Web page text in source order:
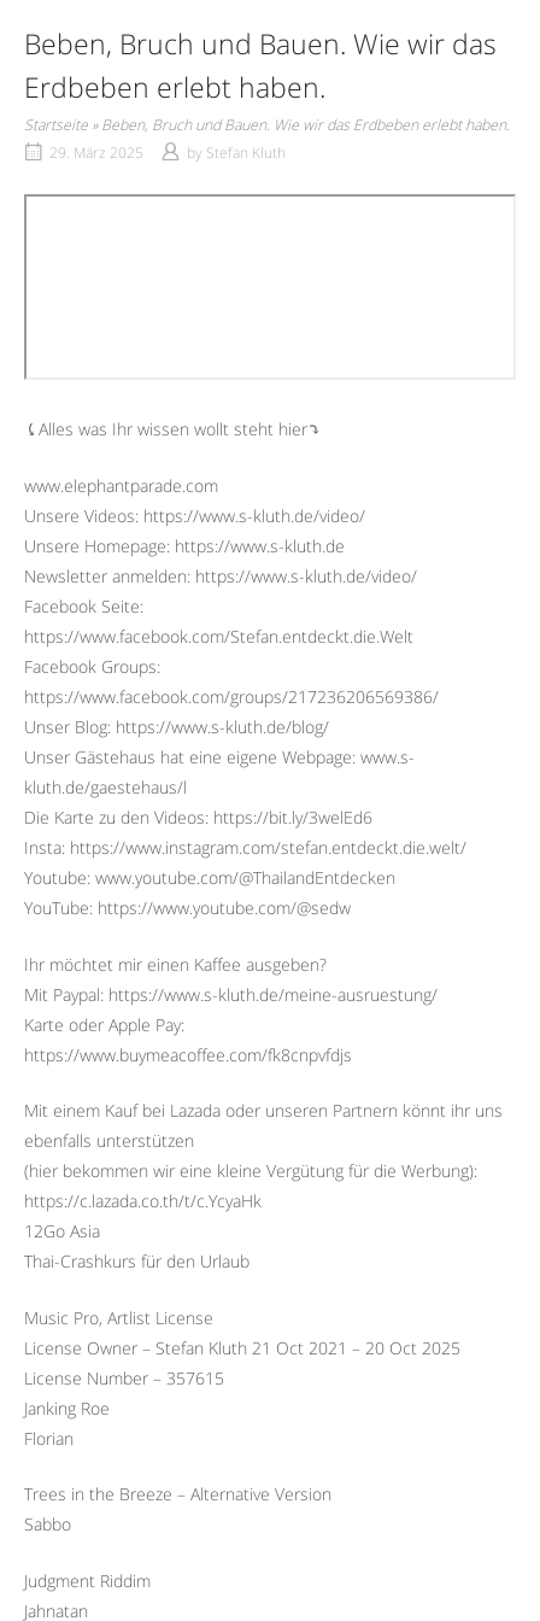
Beben, Bruch und Bauen. Wie wir das
Erdbeben erlebt haben.
Startseite »Beben, Bruch und Bauen. Wie wir das Erdbeben erlebt haben.
29. März 2025
by Stefan Kluth
⤹Alles was Ihr wissen wollt steht hier⤵︎
www.elephantparade.com
Unsere Videos: https://www.s-kluth.de/video/
Unsere Homepage: https://www.s-kluth.de
Newsletter anmelden: https://www.s-kluth.de/video/
Facebook Seite:
https://www.facebook.com/Stefan.entdeckt.die.Welt
Facebook Groups:
https://www.facebook.com/groups/217236206569386/
Unser Blog: https://www.s-kluth.de/blog/
Unser Gästehaus hat eine eigene Webpage: www.s-
kluth.de/gaestehaus/l
Die Karte zu den Videos: https://bit.ly/3welEd6
Insta: https://www.instagram.com/stefan.entdeckt.die.welt/
Youtube: www.youtube.com/@ThailandEntdecken
YouTube: https://www.youtube.com/@sedw
Ihr möchtet mir einen Kaffee ausgeben?
Mit Paypal: https://www.s-kluth.de/meine-ausruestung/
Karte oder Apple Pay:
https://www.buymeacoffee.com/fk8cnpvfdjs
Mit einem Kauf bei Lazada oder unseren Partnern könnt ihr uns
ebenfalls unterstützen
(hier bekommen wir eine kleine Vergütung für die Werbung):
https://c.lazada.co.th/t/c.YcyaHk
12Go Asia
Thai-Crashkurs für den Urlaub
Music Pro, Artlist License
License Owner – Stefan Kluth 21 Oct 2021 – 20 Oct 2025
License Number – 357615
Janking Roe
Florian
Trees in the Breeze – Alternative Version
Sabbo
Judgment Riddim
Jahnatan